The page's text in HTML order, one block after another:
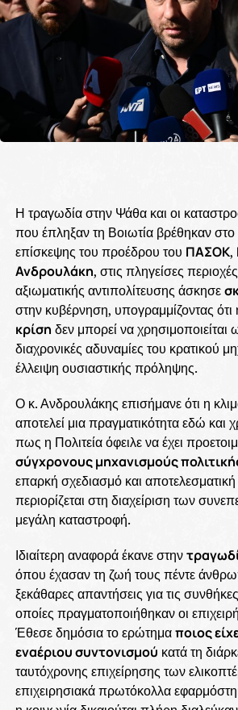
Η τραγωδία στην Ψάθα και οι
που έπληξαν τη Βοιωτία βρέθηκαν στο
επίσκεψης του προέδρου του ΠΑΣΟΚ,
Ανδρουλάκη, στις πληγείσες
αξιωματικής αντιπολίτευσης άσκησε
στην κυβέρνηση, υπογραμμίζοντας ότι
κρίση δεν μπορεί να χρησιμοποιείται
διαχρονικές αδυναμίες του κρατικού
έλλειψη ουσιαστικής πρόληψης.
Ο κ. Ανδρουλάκης επισήμανε ότι η
αποτελεί μια πραγματικότητα εδώ και
πως η Πολιτεία όφειλε να έχει
σύγχρονους μηχανισμούς
επαρκή σχεδιασμό και
περιορίζεται στη διαχείριση των
μεγάλη καταστροφή.
Ιδιαίτερη αναφορά έκανε στην
όπου έχασαν τη ζωή τους πέντε
ξεκάθαρες απαντήσεις για τις
οποίες πραγματοποιήθηκαν οι
Έθεσε δημόσια το ερώτημαποιος
εναέριου συντονισμού κατά τη
ταυτόχρονης επιχείρησης των
επιχειρησιακά πρωτόκολλα